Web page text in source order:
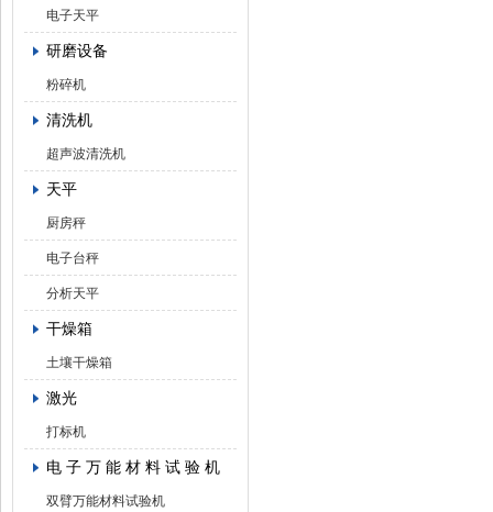
电子天平
研磨设备
粉碎机
清洗机
超声波清洗机
天平
厨房秤
电子台秤
分析天平
干燥箱
土壤干燥箱
激光
打标机
电 子 万 能 材 料 试 验 机
双臂万能材料试验机